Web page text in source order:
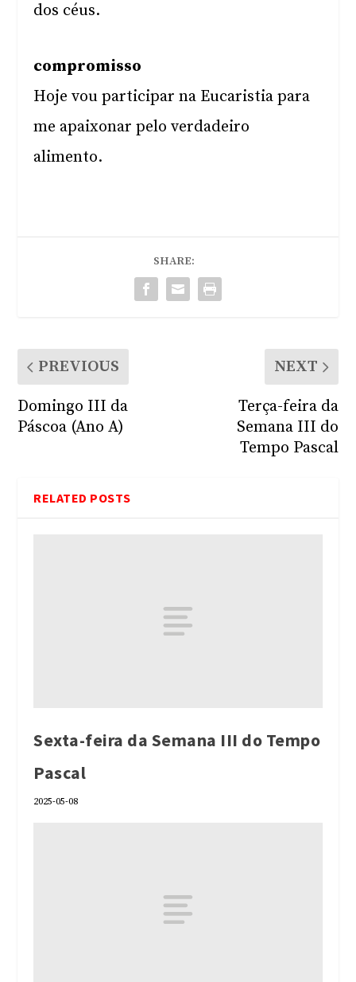
dos céus.
compromisso
Hoje vou participar na Eucaristia para
me apaixonar pelo verdadeiro
alimento.
SHARE:
PREVIOUS
Domingo III da
Páscoa (Ano A)
NEXT
Terça-feira da
Semana III do
Tempo Pascal
RELATED POSTS
Sexta-feira da Semana III do Tempo
Pascal
2025-05-08